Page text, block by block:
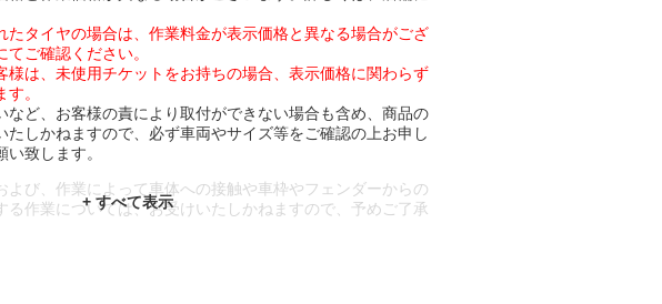
タイヤの場合は、作業料金が表示価格と異なる場合がござ
ご確認ください。
は、未使用チケットをお持ちの場合、表示価格に関わらず
。
ど、お客様の責により取付ができない場合も含め、商品の
たしかねますので、必ず車両やサイズ等をご確認の上お申し
致します。
び、作業によって車体への接触や車枠やフェンダーからの
る作業については、お受けいたしかねますので、予めご了承